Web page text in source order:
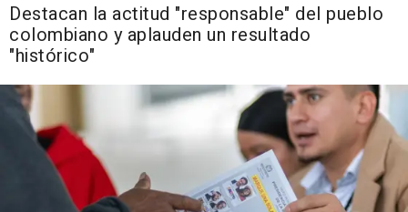
Destacan la actitud "responsable" del pueblo
colombiano y aplauden un resultado
"histórico"